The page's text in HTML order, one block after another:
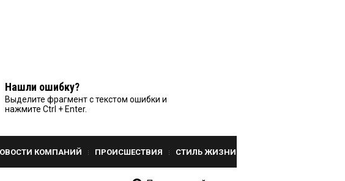
Нашли ошибку?
Выделите фрагмент с текстом ошибки и
нажмите Ctrl + Enter.
КОМПАНИЙ ПРОИСШЕСТВИЯ СТИЛЬ ЖИЗНИ